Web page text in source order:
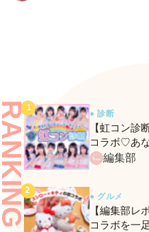
● 診断
【虹コン診
コラボ♡あ
ンバーがわ
編集部
● グルメ
【編集部レ
コラボを一